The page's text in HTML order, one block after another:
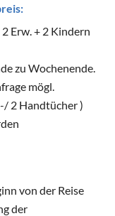
Erw. + 2 Kindern
zu Wochenende.
mögl.
2 Handtücher )
von der Reise
der